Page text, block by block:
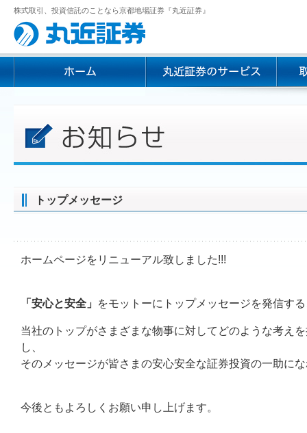
株式取引、投資信託のことなら京都地場証券『丸近証券』
トップメッセージ
ホームページをリニューアル致しました!!!
「安心と安全」 をモットーにトップメッセージを発信す
当社のトップがさまざまな物事に対してどのような考え
し、
そのメッセージが皆さまの安心安全な証券投資の一助に
今後ともよろしくお願い申し上げます。